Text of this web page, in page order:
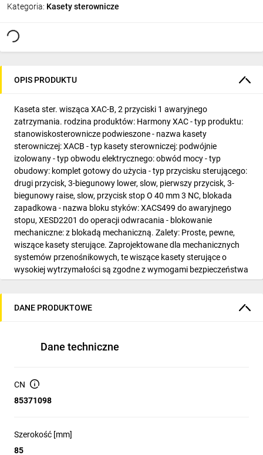
Kategoria: Kasety sterownicze
OPIS PRODUKTU
Kaseta ster. wisząca XAC-B, 2 przyciski 1 awaryjnego
zatrzymania. rodzina produktów: Harmony XAC - typ produktu:
stanowiskosterownicze podwieszone - nazwa kasety
sterowniczej: XACB - typ kasety sterowniczej: podwójnie
izolowany - typ obwodu elektrycznego: obwód mocy - typ
obudowy: komplet gotowy do użycia - typ przycisku sterującego:
drugi przycisk, 3-biegunowy lower, slow, pierwszy przycisk, 3-
biegunowy raise, slow, przycisk stop O 40 mm 3 NC, blokada
zapadkowa - nazwa bloku styków: XACS499 do awaryjnego
stopu, XESD2201 do operacji odwracania - blokowanie
mechaniczne: z blokadą mechaniczną. Zalety: Proste, pewne,
wiszące kasety sterujące. Zaprojektowane dla mechanicznych
systemów przenośnikowych, te wiszące kasety sterujące o
wysokiej wytrzymałości są zgodne z wymogami bezpieczeństwa
norm IEC. Nie tylko są oneprostei intuicyjne, lecz także bardzo
Sektor przemysłowy i usługowy: podnośniki, suwnice..
DANE PRODUKTOWE
Dane techniczne
CN
85371098
Szerokość [mm]
85